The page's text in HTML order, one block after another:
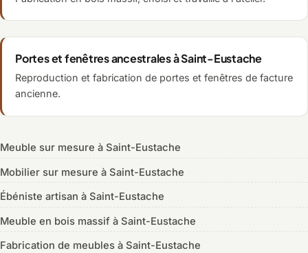
Portes et fenêtres ancestrales à Saint-Eustache
Reproduction et fabrication de portes et fenêtres de facture
ancienne.
Meuble sur mesure à Saint-Eustache
Mobilier sur mesure à Saint-Eustache
Ébéniste artisan à Saint-Eustache
Meuble en bois massif à Saint-Eustache
Fabrication de meubles à Saint-Eustache